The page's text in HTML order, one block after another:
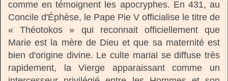
comme en témoignent les apocryphes. En 431, au
Concile d'Éphèse, le Pape Pie V officialise le titre de
« Théotokos » qui reconnait officiellement que
Marie est la mère de Dieu et que sa maternité est
bien d'origine divine. Le culte marial se diffuse très
rapidement, la Vierge apparaissant comme un